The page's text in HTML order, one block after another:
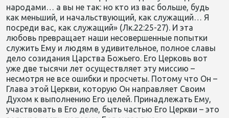
народами… а вы не так: но кто из вас больше, будь
как меньший, и начальствующий, как служащий… Я
посреди вас, как служащий» (Лк.22:25-27). И эта
любовь превращает наши несовершенные попытки
служить Ему и людям в удивительное, полное славы
дело созидания Царства Божьего. Его Церковь вот
уже две тысячи лет осуществляет эту миссию –
несмотря не все ошибки и просчеты. Потому что Он –
Глава этой Церкви, которую Он направляет Своим
Духом к выполнению Его целей. Принадлежать Ему,
участвовать в Его деле, быть частью Его Церкви – это